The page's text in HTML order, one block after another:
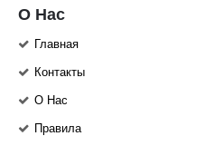
О Нас
Главная
Контакты
О Нас
Правила